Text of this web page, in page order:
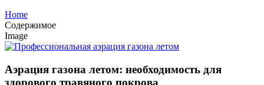
Home
Содержимое
Image
Аэрация газона летом: необходимость для
здорового травяного покрова